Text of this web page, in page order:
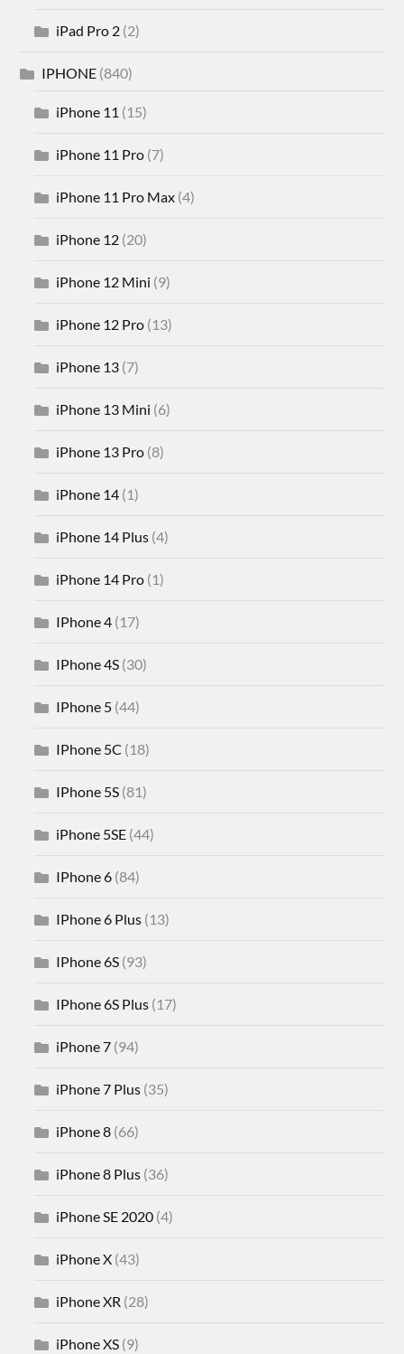
iPad Pro 2 (2)
IPHONE (840)
iPhone 11 (15)
iPhone 11 Pro (7)
iPhone 11 Pro Max (4)
iPhone 12 (20)
iPhone 12 Mini (9)
iPhone 12 Pro (13)
iPhone 13 (7)
iPhone 13 Mini (6)
iPhone 13 Pro (8)
iPhone 14 (1)
iPhone 14 Plus (4)
iPhone 14 Pro (1)
IPhone 4 (17)
IPhone 4S (30)
IPhone 5 (44)
IPhone 5C (18)
IPhone 5S (81)
iPhone 5SE (44)
IPhone 6 (84)
IPhone 6 Plus (13)
IPhone 6S (93)
IPhone 6S Plus (17)
iPhone 7 (94)
iPhone 7 Plus (35)
iPhone 8 (66)
iPhone 8 Plus (36)
iPhone SE 2020 (4)
iPhone X (43)
iPhone XR (28)
iPhone XS (9)